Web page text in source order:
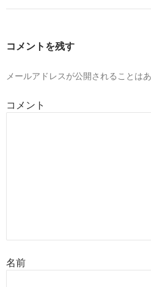
コメントを残す
メールアドレスが公開されることはあ
コメント
名前